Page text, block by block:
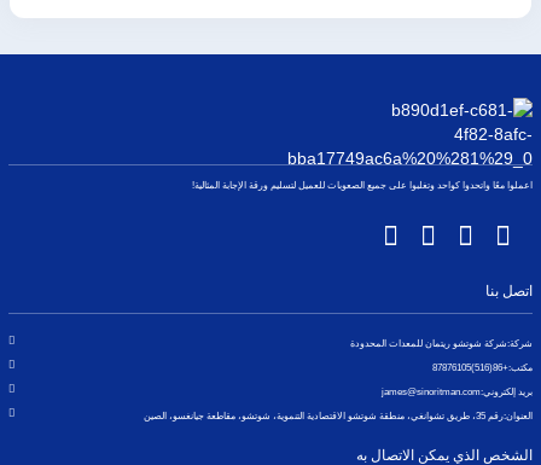
اعملوا معًا واتحدوا كواحد وتغلبوا على جميع الصعوبات للعميل لتسليم ورقة الإجابة المثالية!
اتصل بنا
شركة:شركة شوتشو ريتمان للمعدات المحدودة
مكتب:+86(516)87876105
بريد إلكتروني:james@sinoritman.com
العنوان:رقم 35، طريق تشوانغي، منطقة شوتشو الاقتصادية التنموية، شوتشو، مقاطعة جيانغسو، الصين
الشخص الذي يمكن الاتصال به